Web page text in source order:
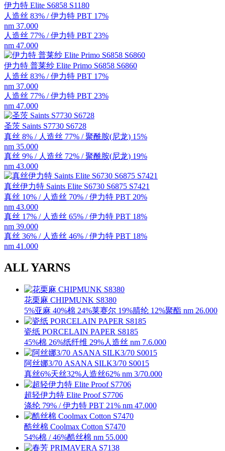
伊力特 Elite S6858 S1180
人造丝 83% / 伊力特 PBT 17%
nm 37.000
人造丝 77% / 伊力特 PBT 23%
nm 47.000
伊力特 普莱纱 Elite Primo S6858 S6860
人造丝 83% / 伊力特 PBT 17%
nm 37.000
人造丝 77% / 伊力特 PBT 23%
nm 47.000
圣茨 Saints S7730 S6728
真丝 8% / 人造丝 77% / 聚酰胺(尼龙) 15%
nm 35.000
真丝 9% / 人造丝 72% / 聚酰胺(尼龙) 19%
nm 43.000
真丝伊力特 Saints Elite S6730 S6875 S7421
真丝 10% / 人造丝 70% / 伊力特 PBT 20%
nm 43.000
真丝 17% / 人造丝 65% / 伊力特 PBT 18%
nm 39.000
真丝 36% / 人造丝 46% / 伊力特 PBT 18%
nm 41.000
ALL YARNS
花栗麻 CHIPMUNK S8380
5%亚麻 40%棉 24%莱赛尔 19%腈纶 12%聚酯 nm 26.000
瓷纸 PORCELAIN PAPER S8185
45%棉 26%纸纤维 29%人造丝 nm 7.6.000
阿丝娜3/70 ASANA SILK3/70 S0015
真丝6%天丝32%人造丝62% nm 3/70.000
超轻伊力特 Elite Proof S7706
涤纶 79% / 伊力特 PBT 21% nm 47.000
酷丝棉 Coolmax Cotton S7470
54%棉 / 46%酷丝棉 nm 55.000